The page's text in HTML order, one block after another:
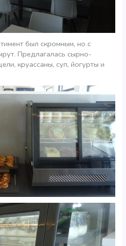
был скромным, но с
Предлагалась сырно-
круассаны, суп, йогурты и